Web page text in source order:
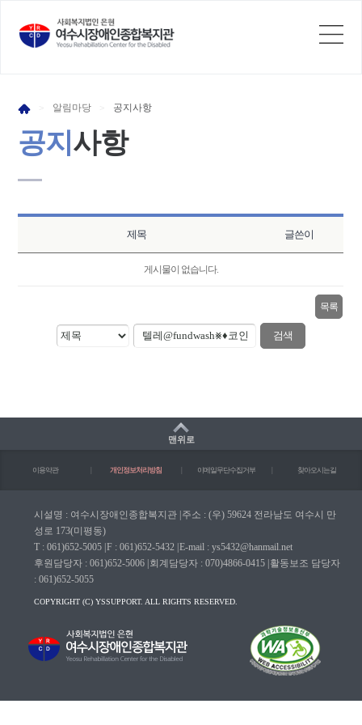
> 알림 마당 > 공지사항
공지 사항
제목 글쓴이
게시물이 없습니다.
목록
검색
맨위로
이용약관 개인정보처리방침 이메일무단수집거부 찾아오시는길
시설명 : 여수시장애인종합복지관 주소 : (우) 59624 전라남도 여수시 만
성로 173(미평동)
T : 061)652-5005 F : 061)652-5432 E-mail : ys5432@hanmail.net
후원담당자 : 061)652-5006 회계담당자 : 070)4866-0415 활동보조 담당자
: 061)652-5055
COPYRIGHT (C) YSSUPPORT. ALL RIGHTS RESERVED.
크(WA인증마크)